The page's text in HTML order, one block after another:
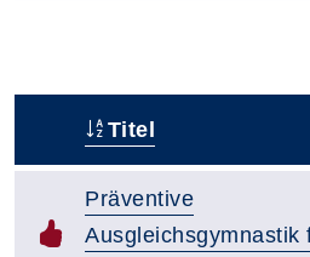
Titel
Präventive
Ausgleichsgymnastik